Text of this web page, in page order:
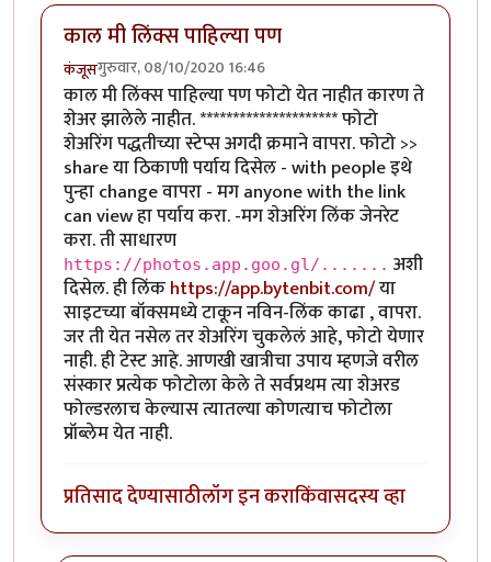
काल मी लिंक्स पाहिल्या पण
कंजूसगुरुवार, 08/10/2020 16:46
काल मी लिंक्स पाहिल्या पण फोटो येत नाहीत कारण ते
शेअर झालेले नाहीत. ********************* फोटो
शेअरिंग पद्धतीच्या स्टेप्स अगदी क्रमाने वापरा. फोटो >>
share या ठिकाणी पर्याय दिसेल - with people इथे
पुन्हा change वापरा - मग anyone with the link
can view हा पर्याय करा. -मग शेअरिंग लिंक जेनरेट
करा. ती साधारण
https://photos.app.goo.gl/....... अशी
दिसेल. ही लिंकhttps://app.bytenbit.com/या
साइटच्या बॉक्समध्ये टाकून नविन-लिंक काढा , वापरा.
जर ती येत नसेल तर शेअरिंग चुकलेलं आहे, फोटो येणार
नाही. ही टेस्ट आहे. आणखी खात्रीचा उपाय म्हणजे वरील
संस्कार प्रत्येक फोटोला केले ते सर्वप्रथम त्या शेअरड
फोल्डरलाच केल्यास त्यातल्या कोणत्याच फोटोला
प्रॉब्लेम येत नाही.
प्रतिसाद देण्यासाठीलॉग इन कराकिंवासदस्य व्हा